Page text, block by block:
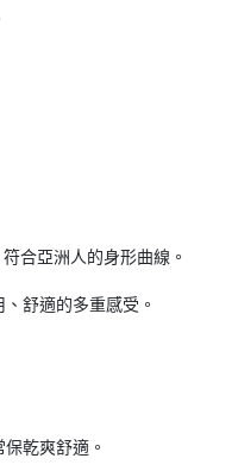
合亞洲人的身形曲線。
舒適的多重感受。
乾爽舒適。